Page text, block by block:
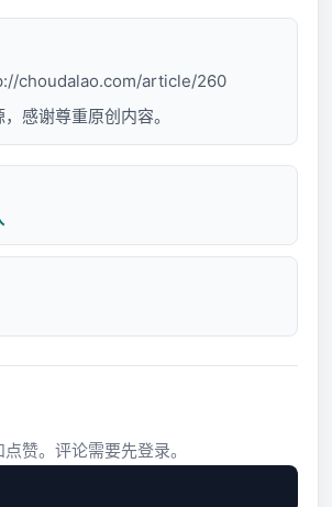
choudalao.com/article/260
感谢尊重原创内容。
赞。评论需要先登录。